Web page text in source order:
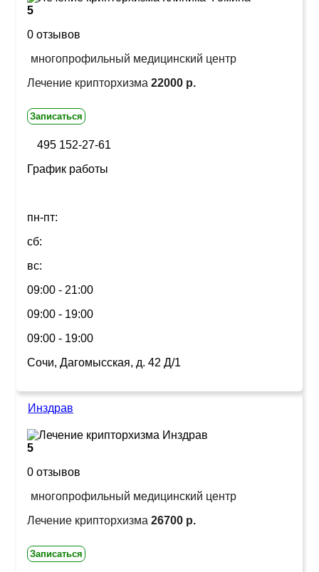
5
0 отзывов
многопрофильный медицинский центр
Лечение крипторхизма 22000 р.
Записаться
495 152-27-61
График работы
пн-пт:
сб:
вс:
09:00 - 21:00
09:00 - 19:00
09:00 - 19:00
Сочи, Дагомысская, д. 42 Д/1
Инздрав
5
0 отзывов
многопрофильный медицинский центр
Лечение крипторхизма 26700 р.
Записаться